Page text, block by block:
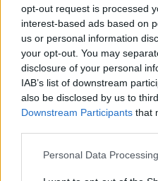
opt-out request is processed
interest-based ads based on
us or personal information
your opt-out. You may
disclosure of your personal
IAB’s list of downstream
also be disclosed by us to
Downstream Participants that
Personal Data